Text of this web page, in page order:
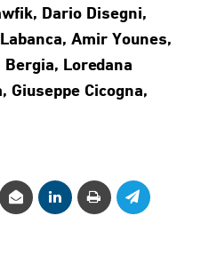
Dario Disegni,
Amir Younes,
Loredana
Cicogna,